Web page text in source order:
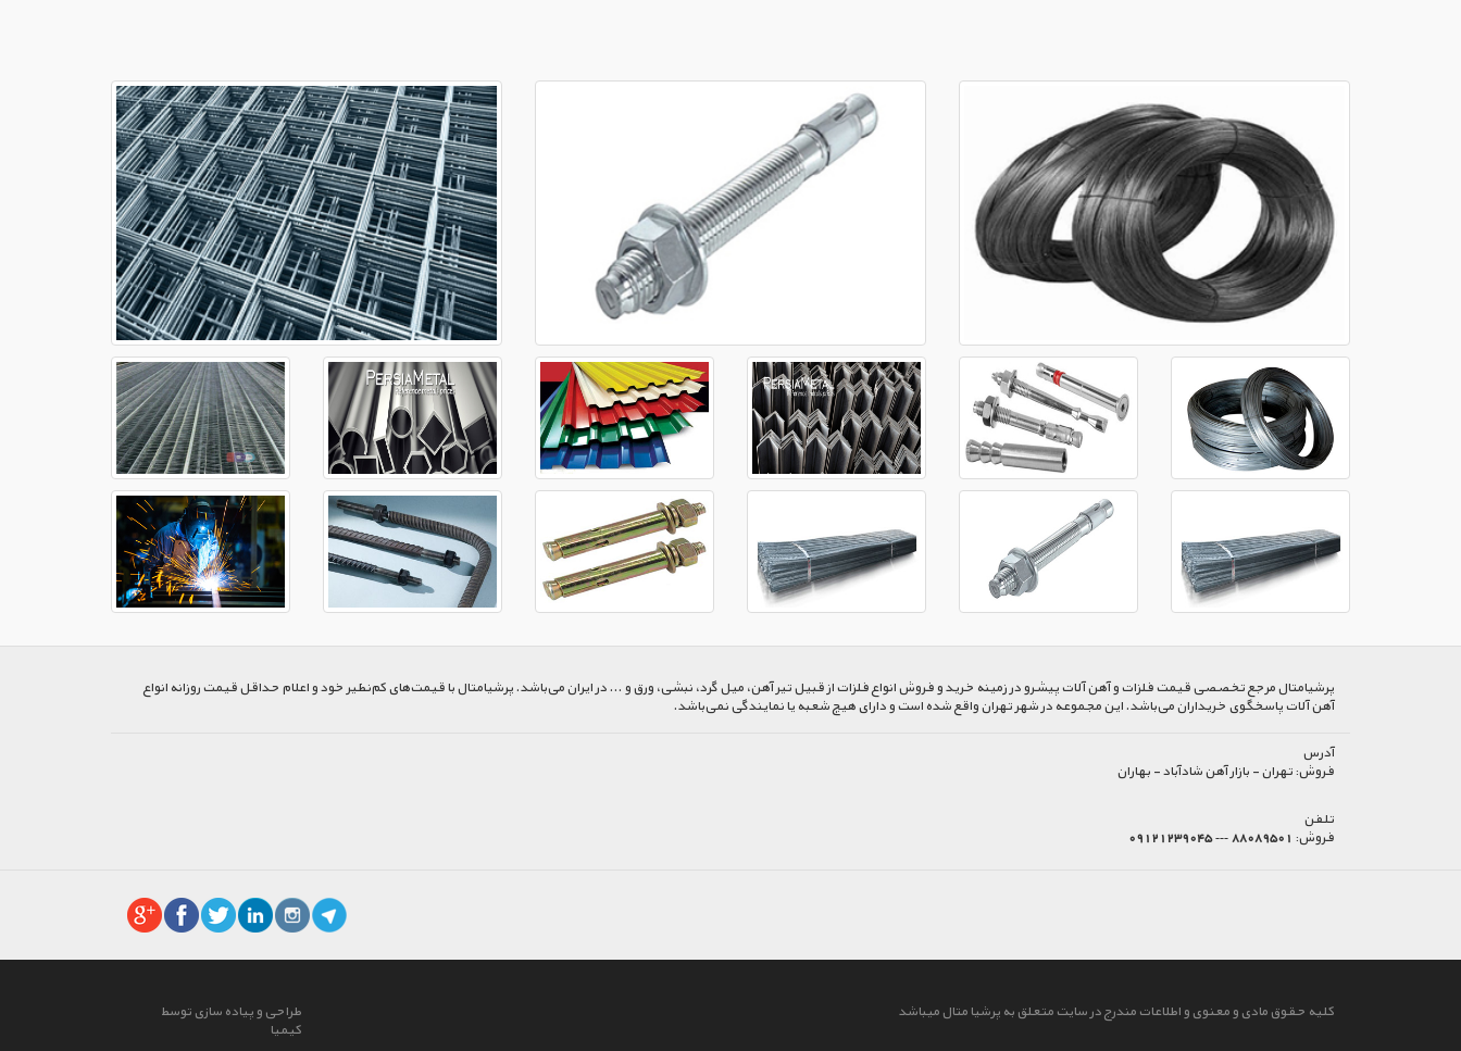
پرشیا‌متال مرجع تخصصی قیمت فلزات و آهن آلات پیشرو در زمینه خرید و فروش انواع فلزات از قبیل تیر آهن، میل گرد، نبشی، ورق و ... در ایران می‌باشد. پرشیامتال با قیمت‌های کم‌نظیر خود و اعلام حداقل قیمت روزانه انواع
آهن آلات پاسخگوی خریداران می‌باشد. این مجموعه در شهر تهران واقع شده است و دارای هیچ شعبه یا نمایندگی نمی‌باشد.
آدرس
فروش:تهران - بازار آهن شادآباد - بهاران
تلفن
فروش: 88089501 --- 09121239045
کلیه حقوق مادی و معنوی و اطلاعات مندرج در سایت متعلق به پرشیا متال میباشد
طراحی و پیاده سازی توسط
کیمیا